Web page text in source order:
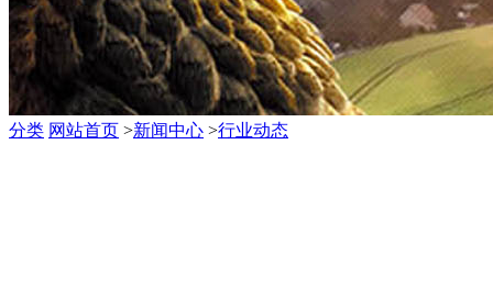
分类 网站首页 >新闻中心 >行业动态